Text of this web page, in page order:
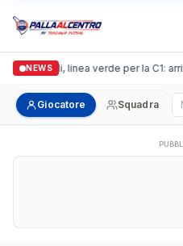
NEWS
Casalguidi, linea verde per la C1:
Giocatore Squadra